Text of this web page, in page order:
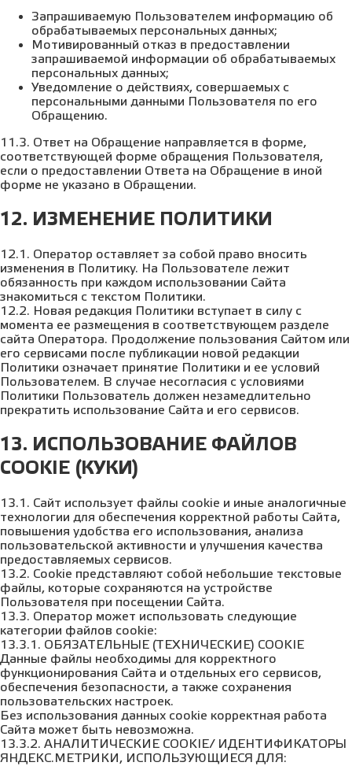
Запрашиваемую Пользователем информацию об
обрабатываемых персональных данных;
Мотивированный отказ в предоставлении
запрашиваемой информации об обрабатываемых
персональных данных;
Уведомление о действиях, совершаемых с
персональными данными Пользователя по его
Обращению.
11.3. Ответ на Обращение направляется в форме,
соответствующей форме обращения Пользователя,
если о предоставлении Ответа на Обращение в иной
форме не указано в Обращении.
12. ИЗМЕНЕНИЕ ПОЛИТИКИ
12.1. Оператор оставляет за собой право вносить
изменения в Политику. На Пользователе лежит
обязанность при каждом использовании Сайта
знакомиться с текстом Политики.
12.2. Новая редакция Политики вступает в силу с
момента ее размещения в соответствующем разделе
сайта Оператора. Продолжение пользования Сайтом или
его сервисами после публикации новой редакции
Политики означает принятие Политики и ее условий
Пользователем. В случае несогласия с условиями
Политики Пользователь должен незамедлительно
прекратить использование Сайта и его сервисов.
13. ИСПОЛЬЗОВАНИЕ ФАЙЛОВ
COOKIE (КУКИ)
13.1. Сайт использует файлы cookie и иные аналогичные
технологии для обеспечения корректной работы Сайта,
повышения удобства его использования, анализа
пользовательской активности и улучшения качества
предоставляемых сервисов.
13.2. Cookie представляют собой небольшие текстовые
файлы, которые сохраняются на устройстве
Пользователя при посещении Сайта.
13.3. Оператор может использовать следующие
категории файлов cookie:
13.3.1. ОБЯЗАТЕЛЬНЫЕ (ТЕХНИЧЕСКИЕ) COOKIE
Данные файлы необходимы для корректного
функционирования Сайта и отдельных его сервисов,
обеспечения безопасности, а также сохранения
пользовательских настроек.
Без использования данных cookie корректная работа
Сайта может быть невозможна.
13.3.2. АНАЛИТИЧЕСКИЕ COOKIE/ ИДЕНТИФИКАТОРЫ
ЯНДЕКС.МЕТРИКИ, ИСПОЛЬЗУЮЩИЕСЯ ДЛЯ: